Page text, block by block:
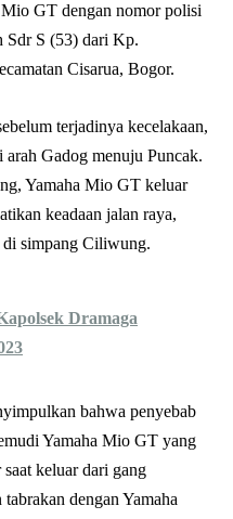
GT dengan nomor polisi
Sdr S (53) dari Kp.
Cisarua, Bogor.
terjadinya kecelakaan,
Gadog menuju Puncak.
Yamaha Mio GT keluar
keadaan jalan raya,
di simpang Ciliwung.
Dramaga
bahwa penyebab
Yamaha Mio GT yang
keluar dari gang
dengan Yamaha